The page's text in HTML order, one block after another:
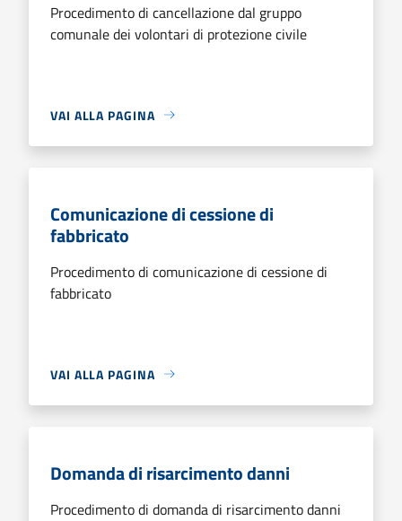
Procedimento di cancellazione dal gruppo
comunale dei volontari di protezione civile
VAI ALLA PAGINA
Comunicazione di cessione di
fabbricato
Procedimento di comunicazione di cessione di
fabbricato
VAI ALLA PAGINA
Domanda di risarcimento danni
Procedimento di domanda di risarcimento danni